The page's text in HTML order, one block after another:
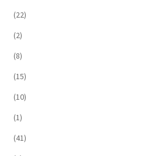
(22)
(2)
(8)
(15)
(10)
(1)
(41)